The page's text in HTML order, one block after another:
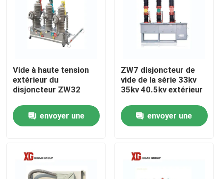
Maison
Au sujet de nous
Vide à haute tension
extérieur du
disjoncteur ZW32
envoyer une
ZW7 disjoncteur de
vide de la série 33kv
35kv 40.5kv extérieur
envoyer une